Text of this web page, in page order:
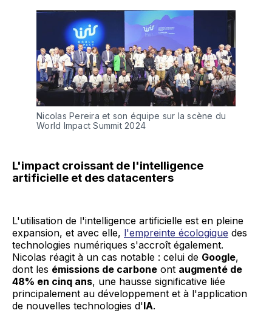
Nicolas Pereira et son équipe sur la scène du
World Impact Summit 2024
L'impact croissant de l'intelligence
artificielle et des datacenters
L'utilisation de l'intelligence artificielle est en pleine
expansion, et avec elle, l'empreinte écologique des
technologies numériques s'accroît également.
Nicolas réagit à un cas notable : celui de Google,
dont les émissions de carbone ont augmenté de
48% en cinq ans, une hausse significative liée
principalement au développement et à l'application
de nouvelles technologies d'IA.